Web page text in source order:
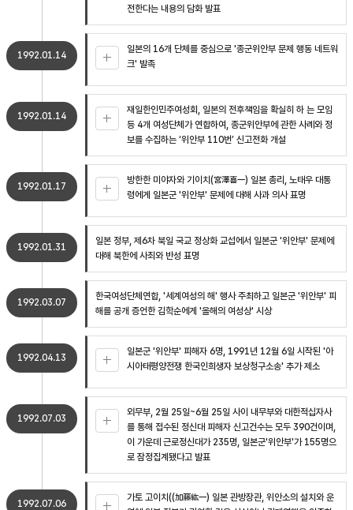
전한다는 내용의 담화 발표
1992.01.14
일본의 16개 단체를 중심으로 '종군위안부 문제 행동 네트워
크' 발족
1992.01.14
재일한인민주여성회, 일본의 전후책임을 확실히 하 는 모임
등 4개 여성단체가 연합하여, 종군위안부에 관한 사례와 정
보를 수집하는 ‘위안부 110번’ 신고전화 개설
1992.01.17
방한한 미야자와 기이치(宮澤喜一) 일본 총리, 노태우 대통
령에게 일본군 '위안부' 문제에 대해 사과 의사 표명
1992.01.31
일본 정부, 제6차 북일 국교 정상화 교섭에서 일본군 '위안부' 문제에
대해 북한에 사죄와 반성 표명
1992.03.07
한국여성단체연합, '세계여성의 해' 행사 주최하고 일본군 '위안부' 피
해를 공개 증언한 김학순에게 '올해의 여성상' 시상
1992.04.13
일본군 '위안부' 피해자 6명, 1991년 12월 6일 시작된 '아
시아태평양전쟁 한국인희생자 보상청구소송' 추가 제소
1992.07.03
외무부, 2월 25일~6월 25일 사이 내무부와 대한적십자사
를 통해 접수된 정신대 피해자 신고건수는 모두 390건이며,
이 가운데 근로정신대가 235명, 일본군'위안부'가 155명으
로 잠정집계됐다고 발표
1992.07.06
가토 고이치((加藤紘一) 일본 관방장관, 위안소의 설치와 운